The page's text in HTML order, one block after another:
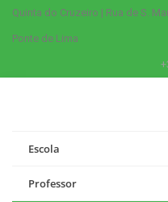
Quinta do Cruzeiro | Rua de S.
Ponte de Lima
Escola
Professor